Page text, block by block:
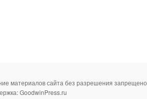
материалов сайта без разрешения запрещено
GoodwinPress.ru